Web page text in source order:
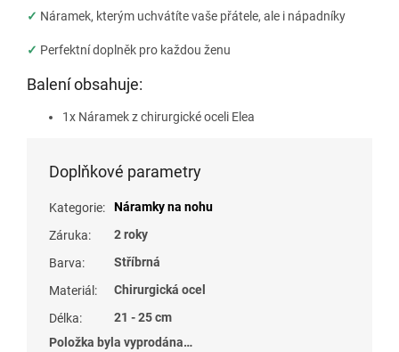
✓ Náramek, kterým uchvátíte vaše přátele, ale i nápadníky
✓ Perfektní doplněk pro každou ženu
Balení obsahuje:
1x Náramek z chirurgické oceli Elea
Doplňkové parametry
Kategorie:
Náramky na nohu
Záruka:
2 roky
Barva:
Stříbrná
Materiál :
Chirurgická ocel
Délka:
21 - 25 cm
Položka byla vyprodána…